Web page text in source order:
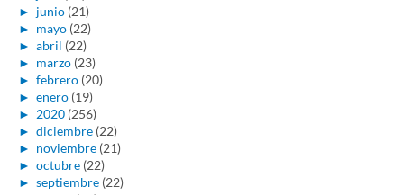
► junio (21)
► mayo (22)
► abril (22)
► marzo (23)
► febrero (20)
► enero (19)
► 2020 (256)
► diciembre (22)
► noviembre (21)
► octubre (22)
► septiembre (22)